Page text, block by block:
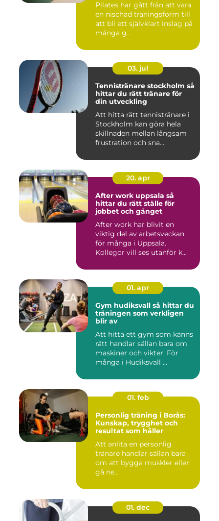
Pilates har gått från att vara
en nischad träningsform till
att bli ett självklart inslag på
många g...
03. jul
Tennistränare stockholm så
hittar du rätt tränare för
din utveckling
Att hitta rätt tennistränare i
Stockholm kan göra hela
skillnaden mellan långsam
frustration och sna...
20. apr
After work uppsala så
hittar du rätt ställe för
jobbet och gänget
After work har blivit en
viktig del av arbetsveckan
för många i Uppsala.
Kollegor vill ses utanför k...
01. apr
Gym hudiksvall så hittar du
träningen som verkligen
blir av
Att hitta ett gym som känns
rätt handlar sällan bara om
maskiner och vikter. För
många i Hudiksvall ...
01. feb
Personlig träning i Borås:
Kunskap, trygghet och
resultat som håller
Att anlita en personlig
tränare handlar sällan bara
om att bygga muskler eller
gå ne...
01. dec